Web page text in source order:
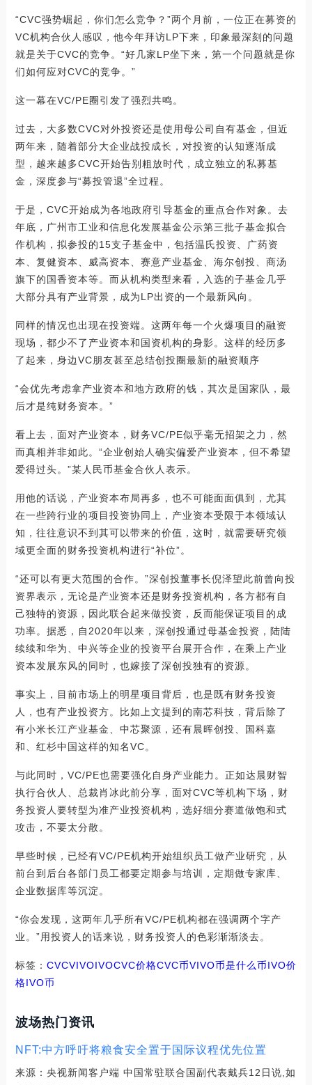
“CVC强势崛起，你们怎么竞争？”两个月前，一位正在募资的
VC机构合伙人感叹，他今年拜访LP下来，印象最深刻的问题
就是关于CVC的竞争。“好几家LP坐下来，第一个问题就是你
们如何应对CVC的竞争。”
这一幕在VC/PE圈引发了强烈共鸣。
过去，大多数CVC对外投资还是使用母公司自有基金，但近
两年来，随着部分大企业战投成长，对投资的认知逐渐成
型，越来越多CVC开始告别粗放时代，成立独立的私募基
金，深度参与“募投管退”全过程。
于是，CVC开始成为各地政府引导基金的重点合作对象。去
年底，广州市工业和信息化发展基金公示第三批子基金拟合
作机构，拟参投的15支子基金中，包括温氏投资、广药资
本、复健资本、威高资本、赛意产业基金、海尔创投、商汤
旗下的国香资本等。而从机构类型来看，入选的子基金几乎
大部分具有产业背景，成为LP出资的一个最新风向。
同样的情况也出现在投资端。这两年每一个火爆项目的融资
现场，都少不了产业资本和国资机构的身影。这样的经历多
了起来，身边VC朋友甚至总结创投圈最新的融资顺序
“会优先考虑拿产业资本和地方政府的钱，其次是国家队，最
后才是纯财务资本。”
看上去，面对产业资本，财务VC/PE似乎毫无招架之力，然
而真相并非如此。“企业创始人确实偏爱产业资本，但不希望
爱得过头。”某人民币基金合伙人表示。
用他的话说，产业资本布局再多，也不可能面面俱到，尤其
在一些跨行业的项目投资协同上，产业资本受限于本领域认
知，往往意识不到其可以带来的价值，这时，就需要研究领
域更全面的财务投资机构进行“补位”。
“还可以有更大范围的合作。”深创投董事长倪泽望此前曾向投
资界表示，无论是产业资本还是财务投资机构，各方都有自
己独特的资源，因此联合起来做投资，反而能保证项目的成
功率。据悉，自2020年以来，深创投通过母基金投资，陆陆
续续和华为、中兴等企业的投资平台展开合作，在乘上产业
资本发展东风的同时，也嫁接了深创投独有的资源。
事实上，目前市场上的明星项目背后，也是既有财务投资
人，也有产业投资方。比如上文提到的南芯科技，背后除了
有小米长江产业基金、中芯聚源，还有晨晖创投、国科嘉
和、红杉中国这样的知名VC。
与此同时，VC/PE也需要强化自身产业能力。正如达晨财智
执行合伙人、总裁肖冰此前分享，面对CVC等机构下场，财
务投资人要转型为准产业投资机构，选好细分赛道做饱和式
攻击，不要太分散。
早些时候，已经有VC/PE机构开始组织员工做产业研究，从
前台到后台各部门员工都要定期参与培训，定期做专家库、
企业数据库等沉淀。
“你会发现，这两年几乎所有VC/PE机构都在强调两个字产
业。”用投资人的话来说，财务投资人的色彩渐渐淡去。
标签： CVCVIVOIVOCVC价格CVC币VIVO币是什么币IVO价
格IVO币
波场热门资讯
NFT:中方呼吁将粮食安全置于国际议程优先位置
来源：央视新闻客户端 中国常驻联合国副代表戴兵12日说,如